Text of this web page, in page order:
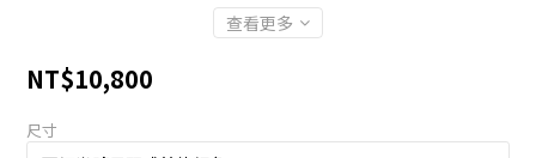
查看更多
NT$10,800
尺寸